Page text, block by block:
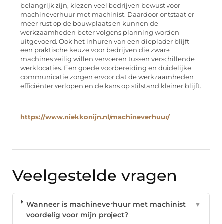
belangrijk zijn, kiezen veel bedrijven bewust voor
machineverhuur met machinist. Daardoor ontstaat er
meer rust op de bouwplaats en kunnen de
werkzaamheden beter volgens planning worden
uitgevoerd. Ook het inhuren van een dieplader blijft
een praktische keuze voor bedrijven die zware
machines veilig willen vervoeren tussen verschillende
werklocaties. Een goede voorbereiding en duidelijke
communicatie zorgen ervoor dat de werkzaamheden
efficiënter verlopen en de kans op stilstand kleiner blijft.
https://www.niekkonijn.nl/machineverhuur/
Veelgestelde vragen
Wanneer is machineverhuur met machinist
voordelig voor mijn project?
▼